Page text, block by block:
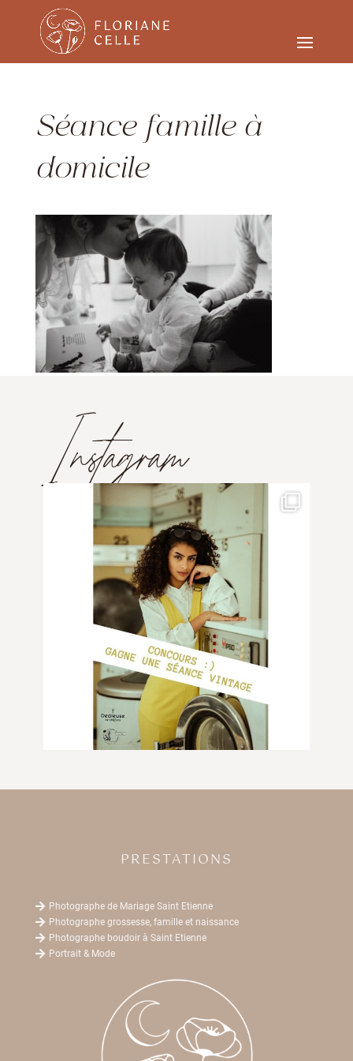
Séance famille à
domicile
Instagram
PRESTATIONS
 Photographe de Mariage Saint Etienne
 Photographe grossesse, famille et naissance
 Photographe boudoir à Saint Etienne
 Portrait & Mode